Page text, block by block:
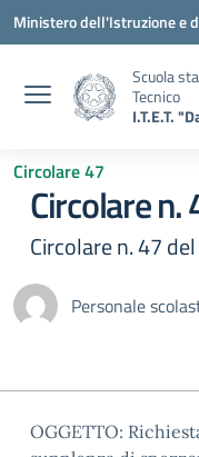
Vai ai contenuti
Vai al menu di navigazione
Vai al footer
Ministero dell'Istruzione e
Scuola
Tecnico
I.T.E.T.
Circolare 47
Circolare
Circolare n. 47
Personale
OGGETTO: